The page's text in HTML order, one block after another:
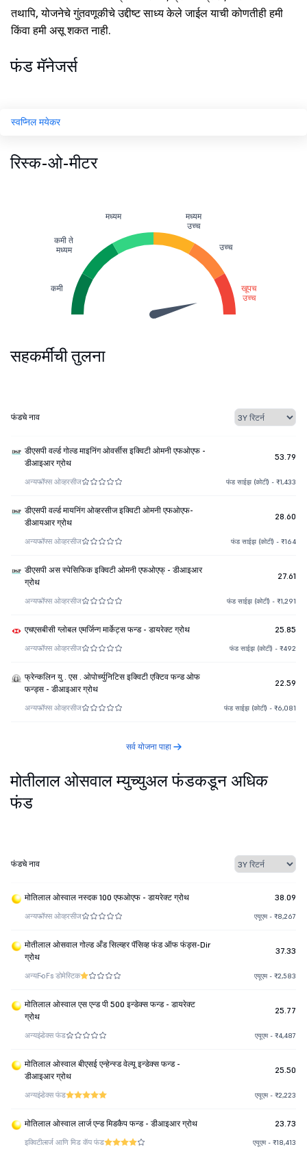
तथापि, योजनेचे गुंतवणूकीचे उद्दीष्ट साध्य केले जाईल याची कोणतीही हमी
किंवा हमी असू शकत नाही.
फंड मॅनेजर्स
स्वप्निल मयेकर
रिस्क-ओ-मीटर
कमी
कमी ते
मध्यम
मध्यम
मध्यम
उच्च
उच्च
खूपच
उच्च
सहकर्मींची तुलना
फंडचे नाव
डीएसपी वर्ल्ड गोल्ड माइनिंग ओवर्सीस इक्विटी ओमनी एफओएफ -
डीआइआर ग्रोथ
53.79
अन्यफॉफ्स ओव्हरसीज फंड साईझ (कोटी) - ₹1,433
डीएसपी वर्ल्ड मायनिंग ओव्हरसीज इक्विटी ओमनी एफओएफ-
डीआयआर ग्रोथ
28.60
अन्यफॉफ्स ओव्हरसीज फंड साईझ (कोटी) - ₹164
डीएसपी अस स्पेसिफिक इक्विटी ओमनी एफओएफ् - डीआइआर
ग्रोथ
27.61
अन्यफॉफ्स ओव्हरसीज फंड साईझ (कोटी) - ₹1,291
एचएसबीसी ग्लोबल एमर्जिन्ग मार्केट्स फन्ड - डायरेक्ट ग्रोथ 25.85
अन्यफॉफ्स ओव्हरसीज फंड साईझ (कोटी) - ₹492
फ्रेन्कलिन यु . एस . ओपोर्च्युनिटिस इक्विटी एक्टिव फन्ड ओफ
फन्ड्स - डीआइआर ग्रोथ
22.59
अन्यफॉफ्स ओव्हरसीज फंड साईझ (कोटी) - ₹6,081
सर्व योजना पाहा
मोतीलाल ओसवाल म्युच्युअल फंडकडून अधिक
फंड
फंडचे नाव
मोतिलाल ओस्वाल नस्दक 100 एफओएफ - डायरेक्ट ग्रोथ 38.09
अन्यफॉफ्स ओव्हरसीज एयूएम - ₹8,267
मोतीलाल ओसवाल गोल्ड अँड सिल्व्हर पॅसिव्ह फंड ऑफ फंड्स-Dir
ग्रोथ
37.33
अन्यFoFs डोमेस्टिक एयूएम - ₹2,583
मोतिलाल ओस्वाल एस एन्ड पी 500 इन्डेक्स फन्ड - डायरेक्ट
ग्रोथ
25.77
अन्यइंडेक्स फंड एयूएम - ₹4,487
मोतिलाल ओस्वाल बीएसई एन्हेन्स्ड वेल्यू इन्डेक्स फन्ड -
डीआइआर ग्रोथ
25.50
अन्यइंडेक्स फंड एयूएम - ₹2,223
मोतिलाल ओस्वाल लार्ज एन्ड मिडकैप फन्ड - डीआइआर ग्रोथ 23.73
इक्विटीलार्ज आणि मिड कॅप फंड एयूएम - ₹18,413